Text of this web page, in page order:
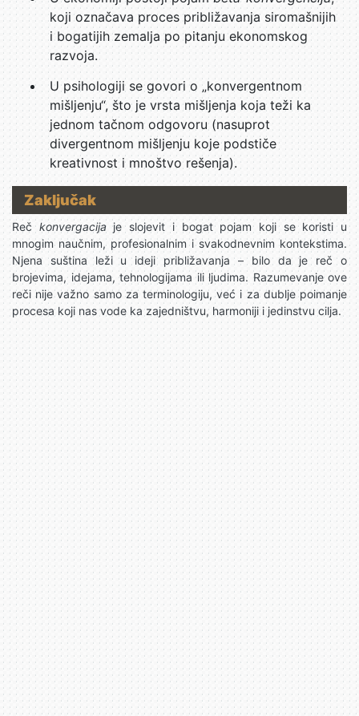
koji označava proces približavanja siromašnijih
i bogatijih zemalja po pitanju ekonomskog
razvoja.
U psihologiji se govori o „konvergentnom
mišljenju“, što je vrsta mišljenja koja teži ka
jednom tačnom odgovoru (nasuprot
divergentnom mišljenju koje podstiče
kreativnost i mnoštvo rešenja).
Zaključak
Reč konvergacijaje slojevit i bogat pojam koji se koristi u
mnogim naučnim, profesionalnim i svakodnevnim kontekstima.
Njena suština leži u ideji približavanja – bilo da je reč o
brojevima, idejama, tehnologijama ili ljudima. Razumevanje ove
reči nije važno samo za terminologiju, već i za dublje poimanje
procesa koji nas vode ka zajedništvu, harmoniji i jedinstvu cilja.